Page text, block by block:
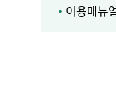
이용매뉴